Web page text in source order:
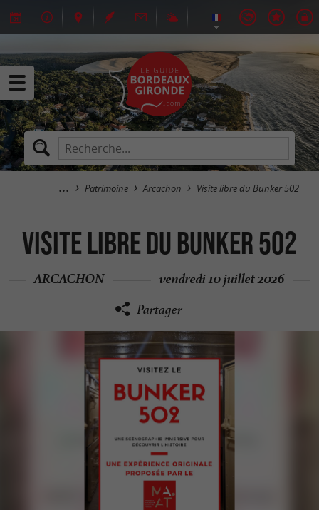
Patrimoine Arcachon Visite libre du Bunker 502
Visite libre du Bunker 502
ARCACHON vendredi 10 juillet 2026
Partager